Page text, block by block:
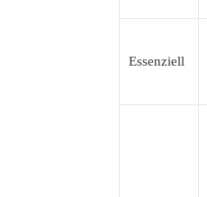
Essenziell